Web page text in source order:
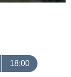
18:00